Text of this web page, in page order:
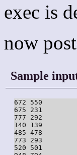
exec is
now
Sample
672 550
675 231
777 292
140 139
485 478
773 293
520 501